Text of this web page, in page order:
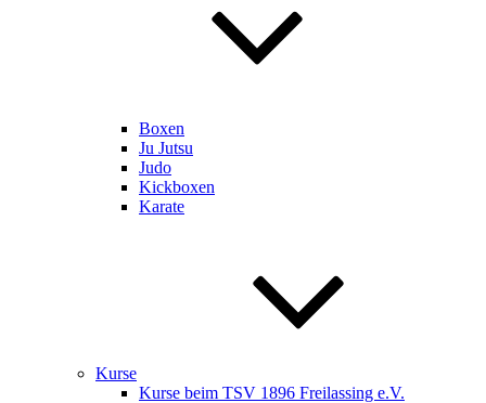
Boxen
Ju Jutsu
Judo
Kickboxen
Karate
Kurse
Kurse beim TSV 1896 Freilassing e.V.